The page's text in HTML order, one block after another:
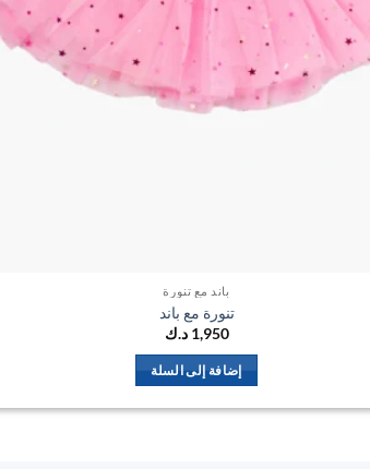
باند مع تنورة
تنورة مع باند
1,950 د.ك
إضافة إلى السلة